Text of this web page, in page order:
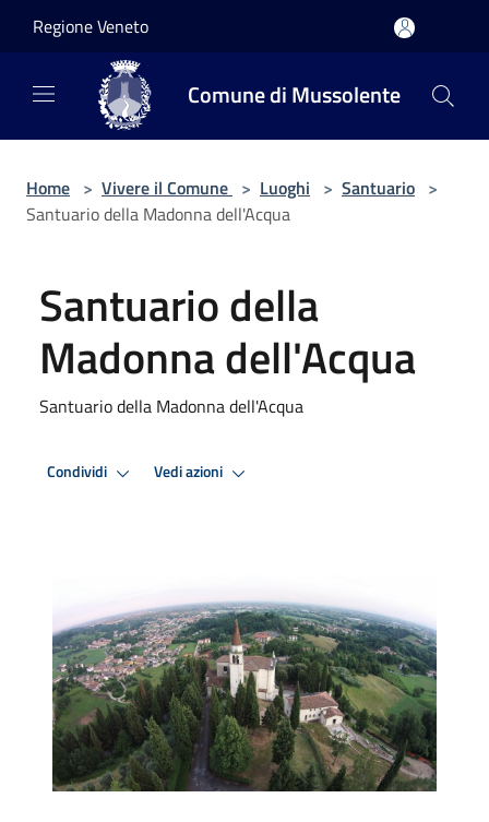
Regione Veneto
Comune di Mussolente
Home > Vivere il Comune > Luoghi > Santuario >
Santuario della Madonna dell'Acqua
Santuario della
Madonna dell'Acqua
Santuario della Madonna dell'Acqua
Condividi Vedi azioni